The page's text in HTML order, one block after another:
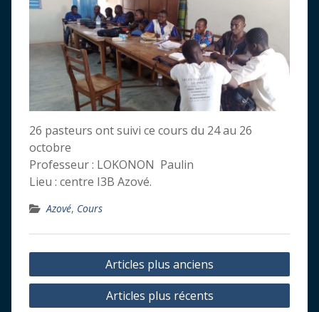
26 pasteurs ont suivi ce cours du 24 au 26
octobre
Professeur : LOKONON Paulin
Lieu : centre I3B Azové.
Azové, Cours
Navigation
des
Articles plus anciens
Articles plus récents